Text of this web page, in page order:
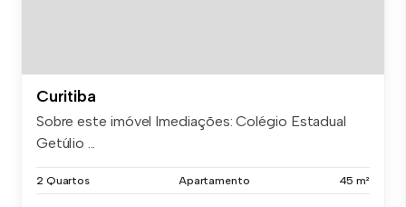
Curitiba
Sobre este imóvel Imediações: Colégio Estadual
Getúlio ...
2 Quartos Apartamento 45 m²